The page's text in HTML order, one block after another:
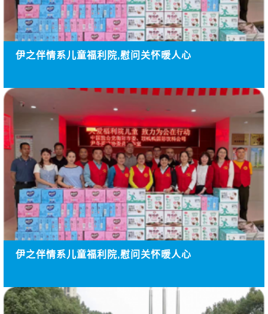
伊之伴情系儿童福利院,慰问关怀暖人心
伊之伴情系儿童福利院,慰问关怀暖人心